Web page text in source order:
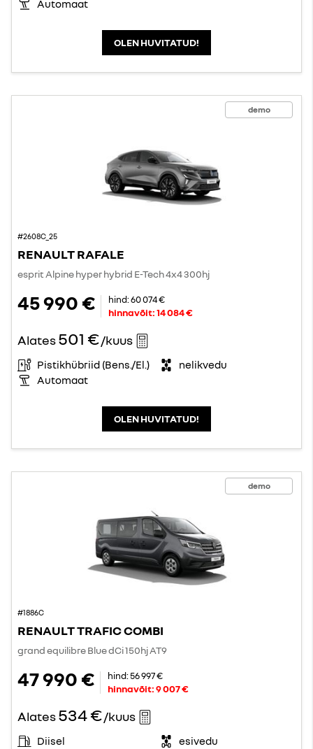
Automaat
OLEN HUVITATUD!
demo
#2608C_25
RENAULT RAFALE
esprit Alpine hyper hybrid E-Tech 4x4 300hj
45 990 € hind:60 074 €
hinnavõit:14 084 €
Alates501 €/kuus
Pistikhübriid (Bens./El.)
nelikvedu
Automaat
OLEN HUVITATUD!
demo
#1886C
RENAULT TRAFIC COMBI
grand equilibre Blue dCi 150hj AT9
47 990 € hind:56 997 €
hinnavõit:9 007 €
Alates534 €/kuus
Diisel
esivedu